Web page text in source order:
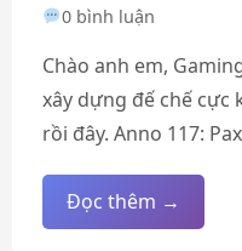
0 bình luận
Chào anh em,
xây dựng đế chế cực
rồi đây. Anno 117:
Đọc thêm →